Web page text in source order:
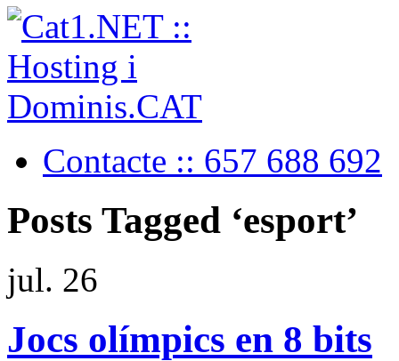
Contacte :: 657 688 692
Posts Tagged ‘esport’
jul. 26
Jocs olímpics en 8 bits